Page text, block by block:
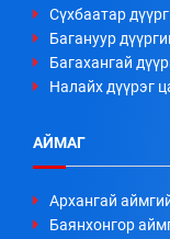
Сүхбаатар
Багануур
Багахангай
Налайх дүүрэг
АЙМАГ
Архангай
Баянхонгор